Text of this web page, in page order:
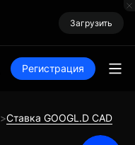
Загрузить
Регистрация
>Ставка GOOGL.D CAD